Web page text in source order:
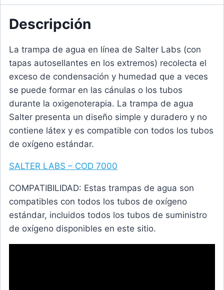
Descripción
La trampa de agua en línea de Salter Labs (con
tapas autosellantes en los extremos) recolecta el
exceso de condensación y humedad que a veces
se puede formar en las cánulas o los tubos
durante la oxigenoterapia. La trampa de agua
Salter presenta un diseño simple y duradero y no
contiene látex y es compatible con todos los tubos
de oxígeno estándar.
SALTER LABS – COD 7000
COMPATIBILIDAD: Estas trampas de agua son
compatibles con todos los tubos de oxígeno
estándar, incluidos todos los tubos de suministro
de oxígeno disponibles en este sitio.